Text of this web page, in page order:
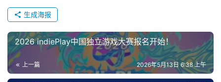
生成海报
2026 indiePlay中国独立游戏大赛报名开始！
上一篇 2026年5月13日 6:38 上午